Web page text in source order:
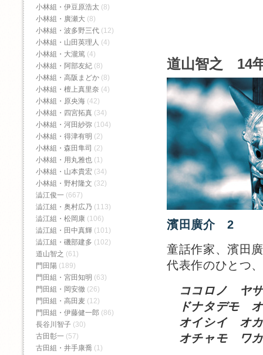
道山智之 14
濱田廣介 2
童話作家、濱田
代表作のひとつ
ココロノ ヤ
ドナタデモ
オイシイ オ
オチャモ ワ
小林組・伊豆原浩太 (8)
小林組・廣瀬大 (8)
小林組・波多野三代 (12)
小林組・山田英理人 (4)
小林組・大瀧篤 (4)
小林組・阿部友紀 (8)
小林組・高阪まどか (8)
小林組・檀上真里奈 (4)
小林組・原央海 (42)
小林組・四宮拓真 (34)
小林組・河田紗弥 (104)
小林組・得津有明 (2)
小林組・森田隼司 (2)
小林組・用丸雅也 (1)
小林組・山本貴宏 (34)
小林組・野村隆文 (32)
澁江俊一 (667)
澁江組・奥村広乃 (113)
澁江組・松岡康 (106)
澁江組・田中真輝 (101)
澁江組・磯部建多 (102)
道山智之 (61)
門田陽 (189)
門田組・宮田知明 (63)
門田組・岡安徹 (26)
門田組・高田麦 (12)
門田組・伊藤健一郎 (86)
長谷川智子 (30)
古田彰一 (57)
古田組・井手康喬 (1)